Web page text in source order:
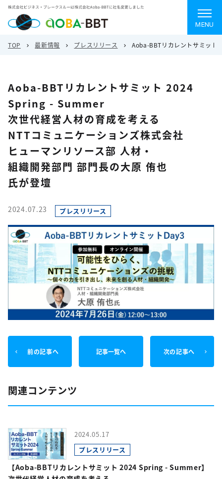
MENU
TOP 最新情報 プレスリリース Aoba-BBTリカレントサミット
Aoba-BBTリカレントサミット 2024
Spring - Summer
次世代経営人材の育成を考える
NTTコミュニケーションズ株式会社
ヒューマンリソース部 人材・
組織開発部門 部門長の大原 侑也
氏が登壇
2024.07.23 プレスリリース
前の記事へ 記事一覧へ 次の記事へ
関連コンテンツ
2024.05.17
プレスリリース
【Aoba-BBTリカレントサミット 2024 Spring - Summer】